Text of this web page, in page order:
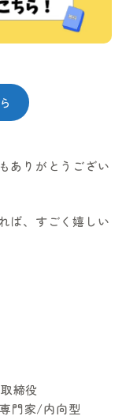
ありがとうござい
ば、すごく嬉しい
締役
門家/内向型